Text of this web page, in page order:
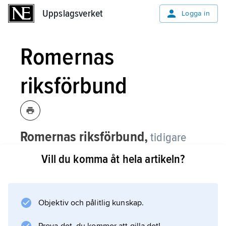
Uppslagsverket Logga in
Romernas
riksförbund
Romernas riksförbund, tidigare
Nordiska zigenarrådet ,
bildades 1972
och var samarbetsorgan för romer i
Efter omorganisation 1999 samlar Romernas
Vill du komma åt hela artikeln?
Objektiv och pålitlig kunskap.